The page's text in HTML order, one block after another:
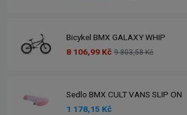
Bicykel BMX GALAXY WHIP
8 106,99 Kč 9 803,58 Kč
Sedlo BMX CULT VANS SLIP ON
1 178,15 Kč